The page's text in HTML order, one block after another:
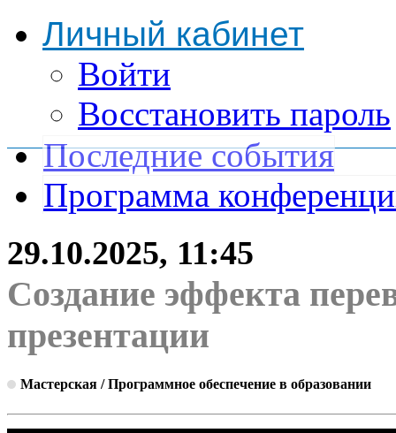
Личный кабинет
Войти
Восстановить пароль
Последние события
Программа
29.10.2025, 11:45
Создание эффекта
презентации
Мастерская / Программное обеспечение в образовании